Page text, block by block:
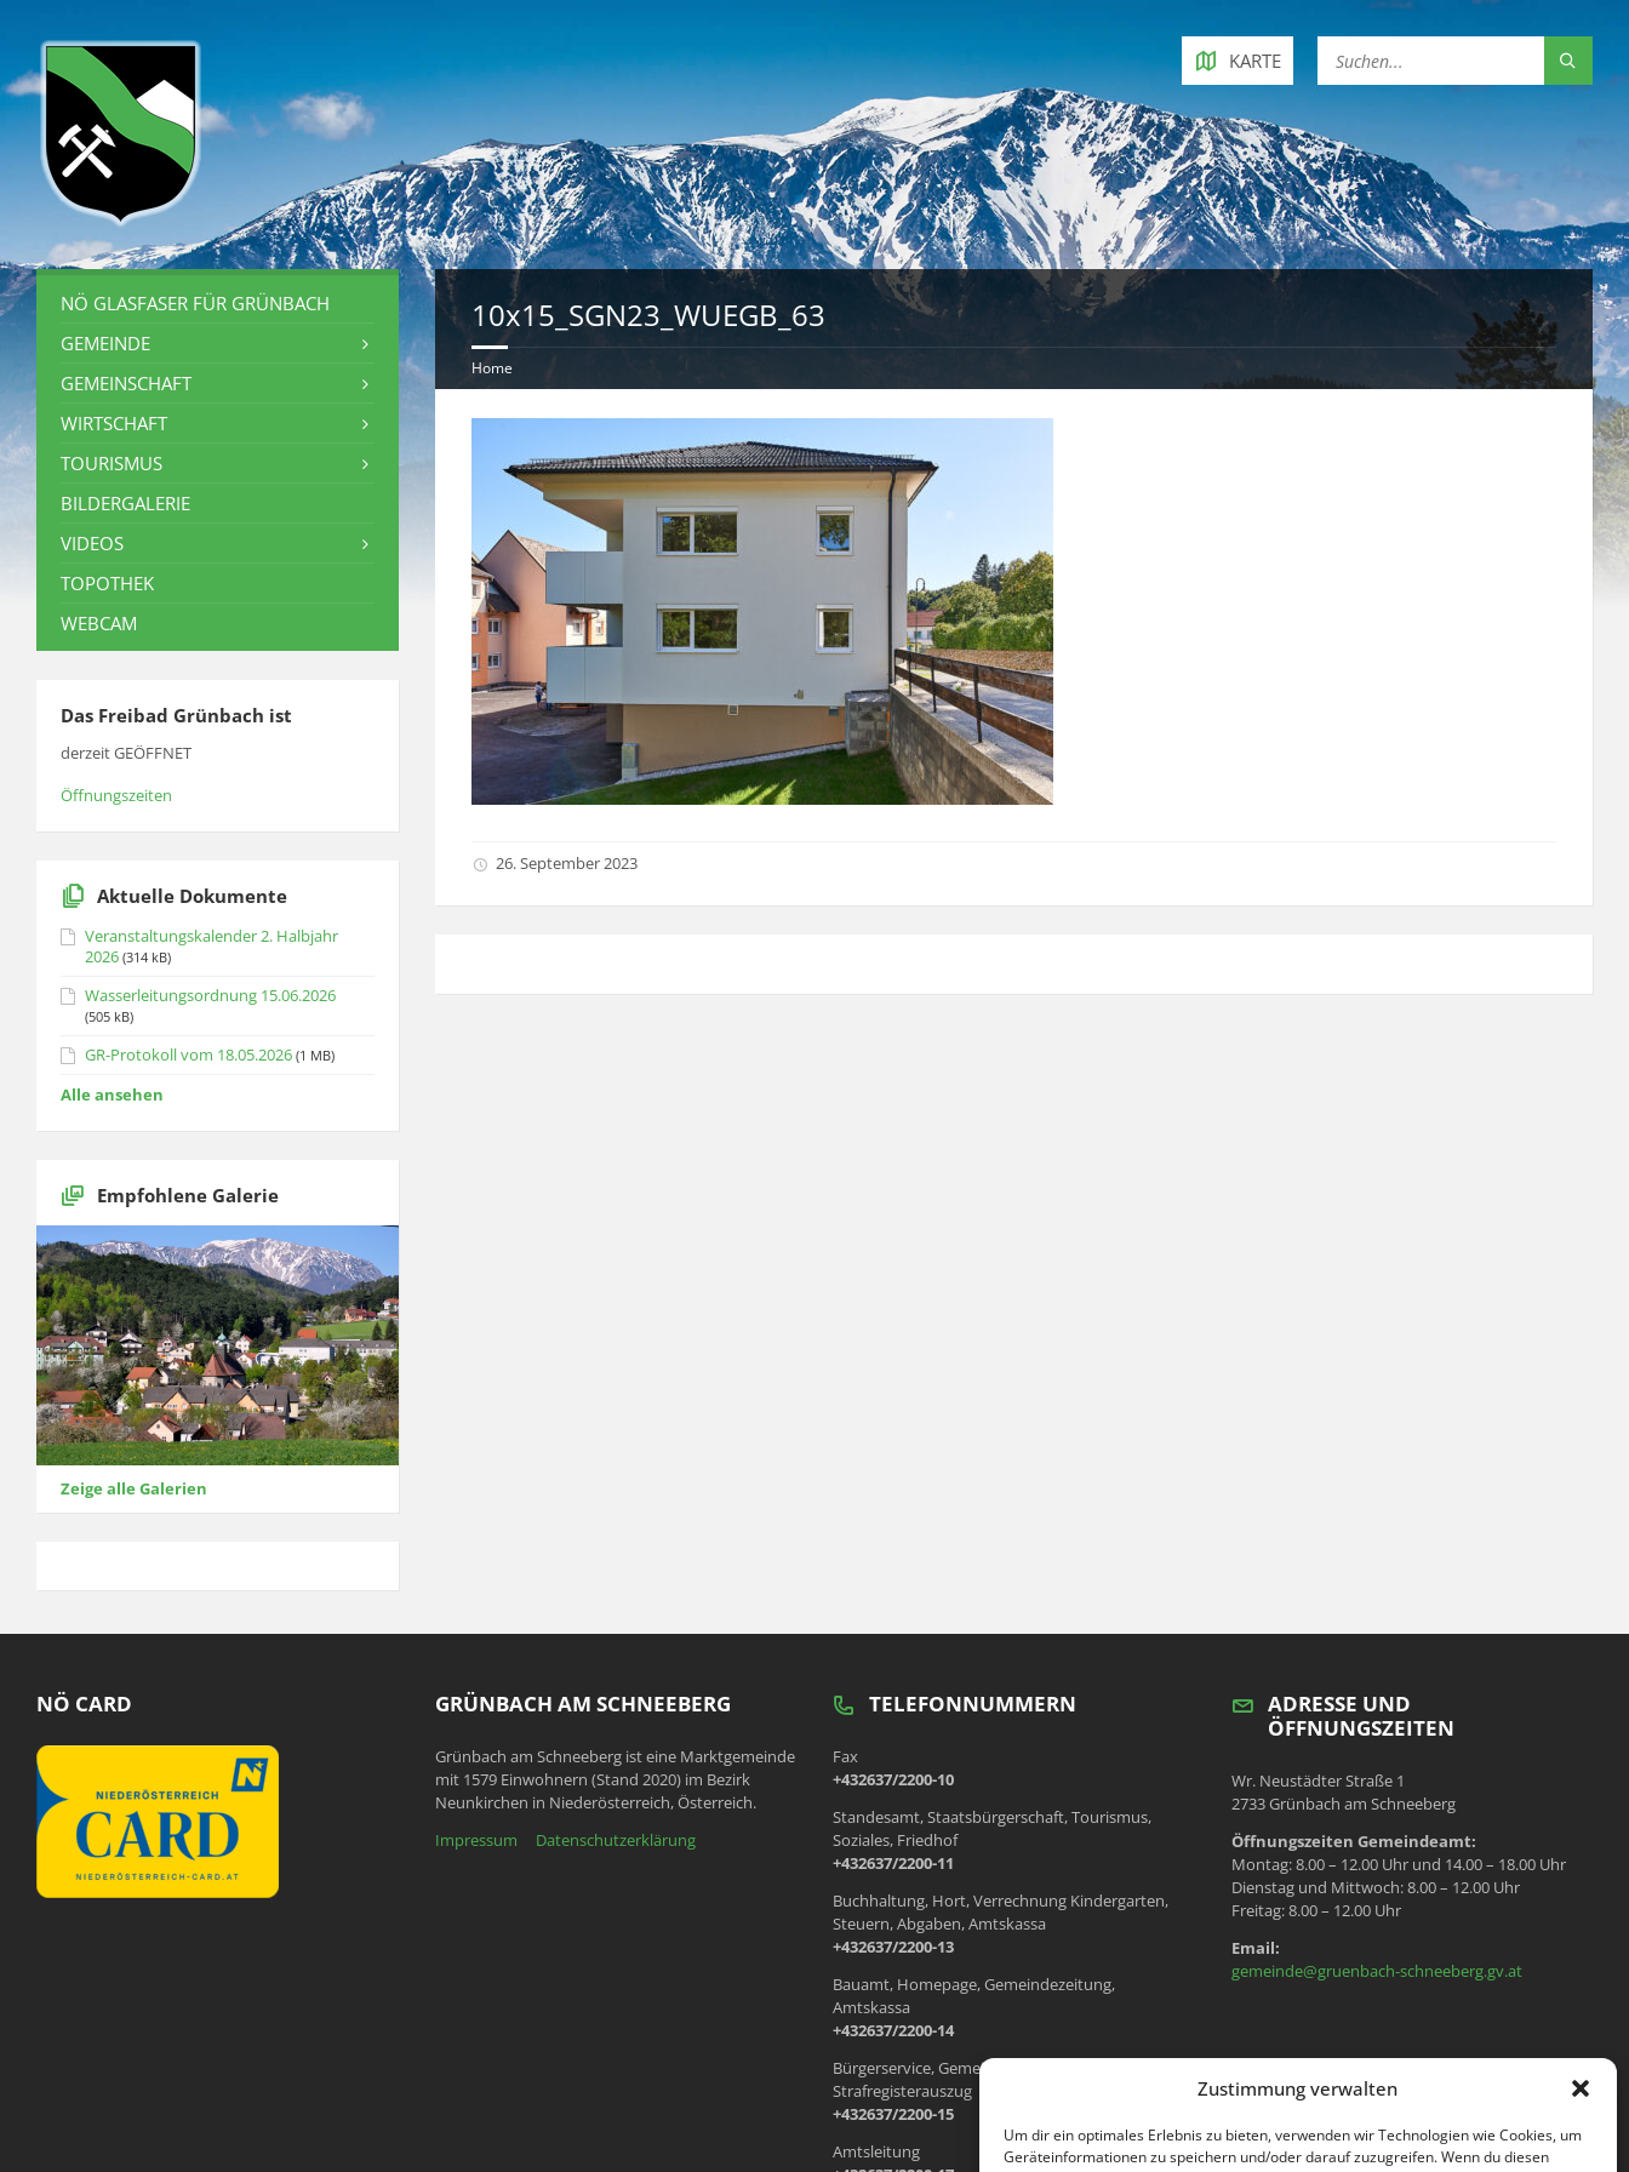
Zustimmung verwalten
Um dir ein optimales Erlebnis zu bieten, verwenden wir Technologien wie Cookies, um
Geräteinformationen zu speichern und/oder darauf zuzugreifen. Wenn du diesen
KARTE
10x15_SGN23_WUEGB_63
Home
26. September 2023
NÖ GLASFASER FÜR GRÜNBACH
GEMEINDE
GEMEINSCHAFT
WIRTSCHAFT
TOURISMUS
BILDERGALERIE
VIDEOS
TOPOTHEK
WEBCAM
Das Freibad Grünbach ist
derzeit GEÖFFNET
Öffnungszeiten
Aktuelle Dokumente
Veranstaltungskalender 2. Halbjahr
2026 (314 kB)
Wasserleitungsordnung 15.06.2026
(505 kB)
GR-Protokoll vom 18.05.2026 (1 MB)
Alle ansehen
Empfohlene Galerie
Zeige alle Galerien
NÖ CARD GRÜNBACH AM SCHNEEBERG
Grünbach am Schneeberg ist eine Marktgemeinde
mit 1579 Einwohnern (Stand 2020) im Bezirk
Neunkirchen in Niederösterreich, Österreich.
Impressum
Datenschutzerklärung
TELEFONNUMMERN
Fax
+432637/2200-10
Standesamt, Staatsbürgerschaft, Tourismus,
Soziales, Friedhof
+432637/2200-11
Buchhaltung, Hort, Verrechnung Kindergarten,
Steuern, Abgaben, Amtskassa
+432637/2200-13
Bauamt, Homepage, Gemeindezeitung,
Amtskassa
+432637/2200-14
Bürgerservice, Gemeindewohnungen, Meldeamt,
Strafregisterauszug
+432637/2200-15
Amtsleitung
ADRESSE UND
ÖFFNUNGSZEITEN
Wr. Neustädter Straße 1
2733 Grünbach am Schneeberg
Öffnungszeiten Gemeindeamt:
Montag: 8.00 – 12.00 Uhr und 14.00 – 18.00 Uhr
Dienstag und Mittwoch: 8.00 – 12.00 Uhr
Freitag: 8.00 – 12.00 Uhr
Email:
gemeinde@gruenbach-schneeberg.gv.at